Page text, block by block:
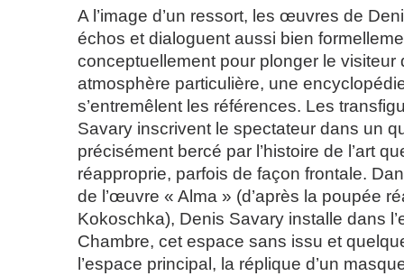
A l’image d’un ressort, les œuvres de
échos et dialoguent aussi bien
conceptuellement pour plonger le visiteur
atmosphère particulière, une
s’entremêlent les références. Les
Savary inscrivent le spectateur dans un
précisément bercé par l’histoire de l’art
réapproprie, parfois de façon frontale.
de l’œuvre « Alma » (d’après la poupée
Kokoschka), Denis Savary installe dans
Chambre, cet espace sans issu et
l’espace principal, la réplique d’un